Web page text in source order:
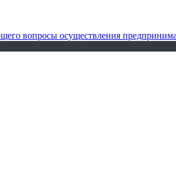
вопросы осуществления